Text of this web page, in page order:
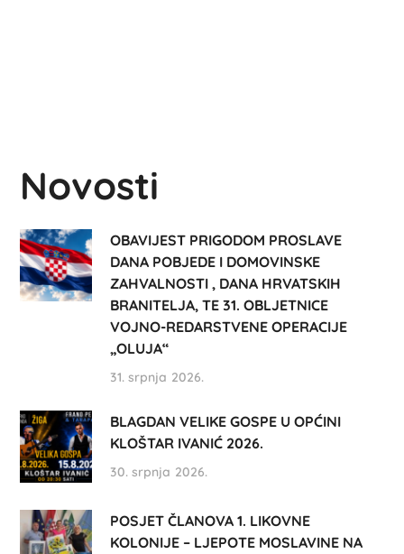
Novosti
OBAVIJEST PRIGODOM PROSLAVE
DANA POBJEDE I DOMOVINSKE
ZAHVALNOSTI , DANA HRVATSKIH
BRANITELJA, TE 31. OBLJETNICE
VOJNO-REDARSTVENE OPERACIJE
„OLUJA“
31. srpnja 2026.
BLAGDAN VELIKE GOSPE U OPĆINI
KLOŠTAR IVANIĆ 2026.
30. srpnja 2026.
POSJET ČLANOVA 1. LIKOVNE
KOLONIJE – LJEPOTE MOSLAVINE NA